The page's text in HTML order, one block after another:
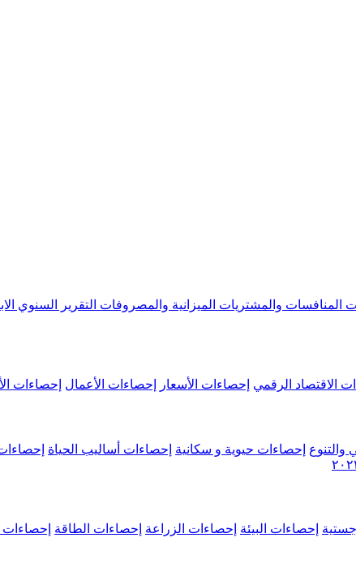
المنافسات والمشتريات الميزانية والمصروفات التقرير السنوي
الاقتصاد الرقمي إحصاءات الأسعار إحصاءات الأعمال إحصاءات
والتنوع إحصاءات حيوية و سكانية إحصاءات أساليب الحياة
إحصاءات البيئة إحصاءات الزراعة إحصاءات الطاقة إحصاءات